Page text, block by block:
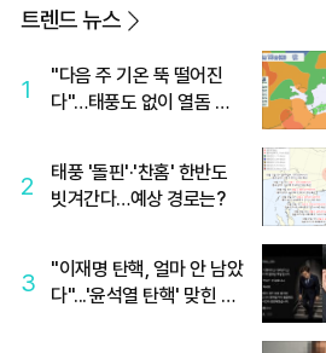
트렌드 뉴스
1
"다음 주 기온 뚝 떨어진
다"…태풍도 없이 열돔 박
2
태풍 '돌핀'·'찬홈' 한반도
빗겨간다…예상 경로는?
3
"이재명 탄핵, 얼마 안 남았
다"...'윤석열 탄핵' 맞힌 무